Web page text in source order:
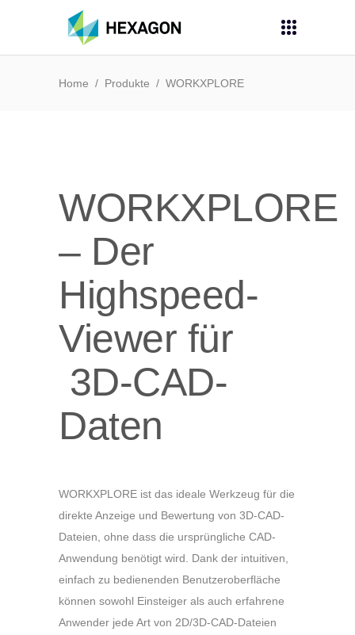
Home / Produkte / WORKXPLORE
WORKXPLORE
– Der
Highspeed-
Viewer für
3D-CAD-
Daten
WORKXPLORE ist das ideale Werkzeug für die
direkte Anzeige und Bewertung von 3D-CAD-
Dateien, ohne dass die ursprüngliche CAD-
Anwendung benötigt wird. Dank der intuitiven,
einfach zu bedienenden Benutzeroberfläche
können sowohl Einsteiger als auch erfahrene
Anwender jede Art von 2D/3D-CAD-Dateien